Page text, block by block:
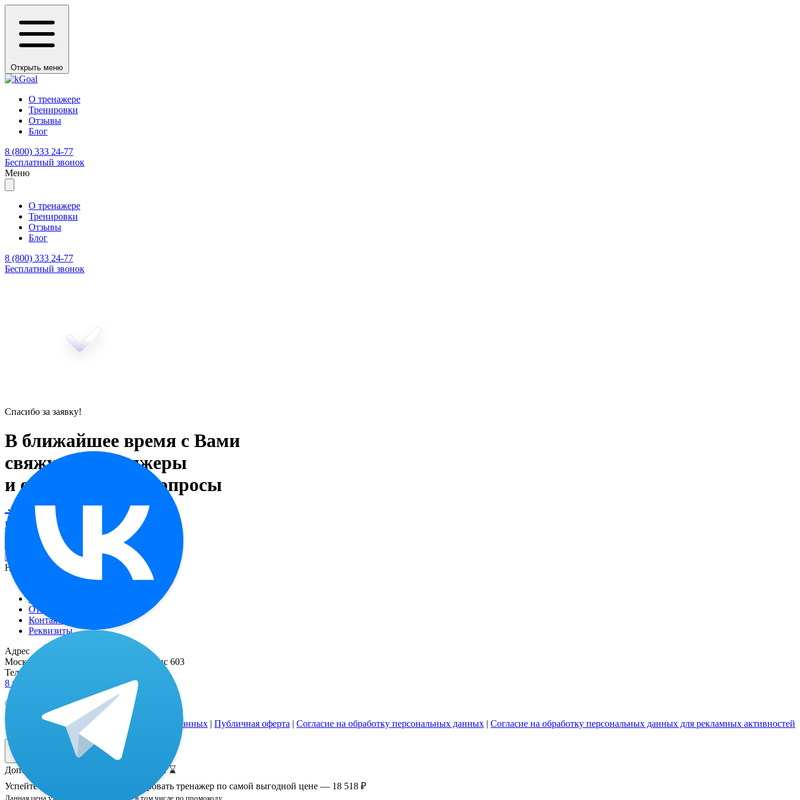
Открыть меню
О тренажере
Тренировки
Отзывы
Блог
8 (800) 333 24-77
Бесплатный звонок
Меню
О тренажере
Тренировки
Отзывы
Блог
8 (800) 333 24-77
Бесплатный звонок
Спасибо за заявку!
В ближайшее время с Вами
свяжутся менеджеры
и ответят на все вопросы
Вернуться на главную
Вернуться на главную
Навигация
Отзывы
Контакты
Реквизиты
Адрес
Москва, 2-й Рощинский пр-д, д. 8, офис 603
Телефоны
8 (800) 333 24-77
(бесплатные звонки по РФ)
© 2021—2026 |Реквизиты
Политика обработки персональных данных | Публичная оферта | Согласие на обработку персональных данных | Согласие на обработку персональных данных для рекламных активностей
Дополнительная скидка только 24 часа! ⌛️
Успейте оставить заявку и забронировать тренажер по самой выгодной цене — 18 518 ₽
Данная цена уже включает все скидки, в том числе по промокоду